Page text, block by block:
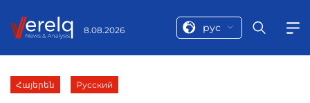
8.08.2026 рус
Հայերեն Русский